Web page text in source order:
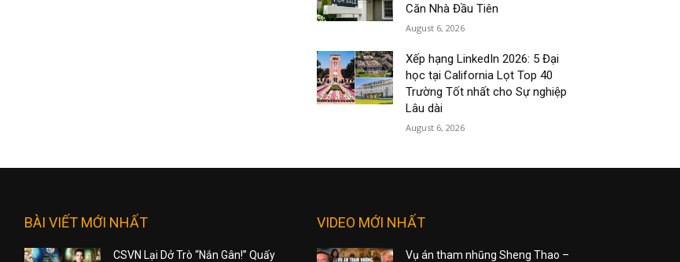
Căn Nhà Đầu Tiên
August 6, 2026
Xếp hạng LinkedIn 2026: 5 Đại
học tại California Lọt Top 40
Trường Tốt nhất cho Sự nghiệp
Lâu dài
August 6, 2026
BÀI VIẾT MỚI NHẤT
CSVN Lại Dở Trò “Nắn Gân!” Quấy
VIDEO MỚI NHẤT
Vụ án tham nhũng Sheng Thao –